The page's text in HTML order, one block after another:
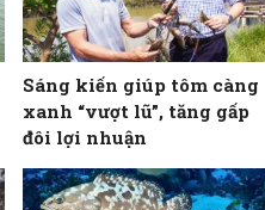
Sáng kiến giúp tôm càng
xanh “vượt lũ”, tăng gấp
đôi lợi nhuận